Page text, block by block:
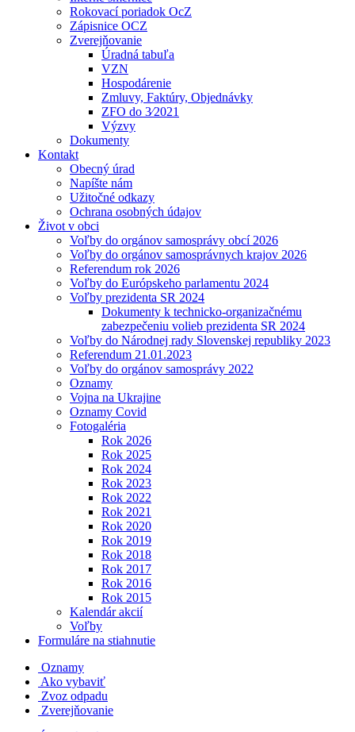
Rokovací poriadok OcZ
Zápisnice OCZ
Zverejňovanie
Úradná tabuľa
VZN
Hospodárenie
Zmluvy, Faktúry, Objednávky
ZFO do 3⁄2021
Výzvy
Dokumenty
Kontakt
Obecný úrad
Napíšte nám
Užitočné odkazy
Ochrana osobných údajov
Život v obci
Voľby do orgánov samosprávy obcí 2026
Voľby do orgánov samosprávnych krajov 2026
Referendum rok 2026
Voľby do Európskeho parlamentu 2024
Voľby prezidenta SR 2024
Dokumenty k technicko-organizačnému
zabezpečeniu volieb prezidenta SR 2024
Voľby do Národnej rady Slovenskej republiky 2023
Referendum 21.01.2023
Voľby do orgánov samosprávy 2022
Oznamy
Vojna na Ukrajine
Oznamy Covid
Fotogaléria
Rok 2026
Rok 2025
Rok 2024
Rok 2023
Rok 2022
Rok 2021
Rok 2020
Rok 2019
Rok 2018
Rok 2017
Rok 2016
Rok 2015
Kalendár akcií
Voľby
Formuláre na stiahnutie
Oznamy
Ako vybaviť
Zvoz odpadu
Zverejňovanie